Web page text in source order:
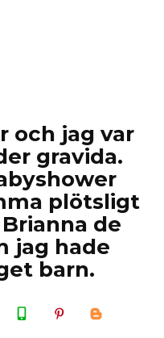
och jag var
gravida.
plötsligt
de
jag hade
barn.